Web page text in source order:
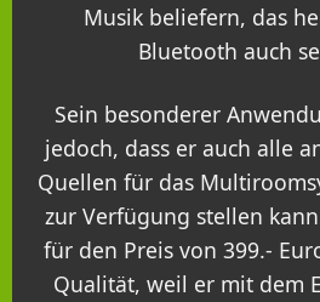
Musik beliefern, das
Bluetooth auch
Sein besonderer
jedoch, dass er auch alle
Quellen für das
zur Verfügung stellen
für den Preis von 399.-
Qualität, weil er mit dem